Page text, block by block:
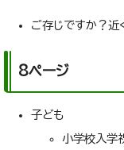
ご存じですか？近
8ページ
子ども
小学校入学